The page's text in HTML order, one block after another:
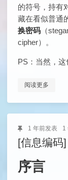
的符号，持有
藏在看似普通
换密码 （
cipher）。
PS：当然，这
阅读更多
1 年前发表 1
[信息编码
序言